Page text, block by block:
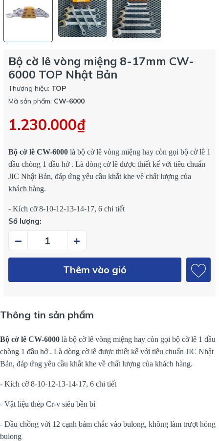
Bộ cờ lê vòng miệng 8-17mm CW-
6000 TOP Nhật Bản
Thương hiệu: TOP
Mã sản phẩm: CW-6000
1.230.000₫
Bộ cờ lê CW-6000 là bộ cờ lê vòng miệng hay còn gọi bộ cờ lê 1
đầu chòng 1 đầu hở . Là dòng cờ lê được thiết kế với tiêu chuẩn
JIC Nhật Bản, đáp ứng yêu cầu khắt khe về chất lượng của
khách hàng.
- Kích cỡ 8-10-12-13-14-17, 6 chi tiết
Số lượng:
– +
Thêm vào giỏ
Thông tin sản phẩm
Bộ cờ lê CW-6000 là bộ cờ lê vòng miệng hay còn gọi bộ cờ lê 1 đầu
chòng 1 đầu hở . Là dòng cờ lê được thiết kế với tiêu chuẩn JIC Nhật
Bản, đáp ứng yêu cầu khắt khe về chất lượng của khách hàng.
- Kích cỡ 8-10-12-13-14-17, 6 chi tiết
- Vật liệu thép Cr-v siêu bền bỉ
- Đầu chồng với 12 cạnh bám chắc vào bulong, không làm trượt hỏng
bulong